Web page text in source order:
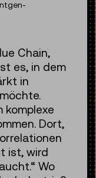
Chain,
es, in dem
in
komplexe
Dort,
ist, wird
Wo